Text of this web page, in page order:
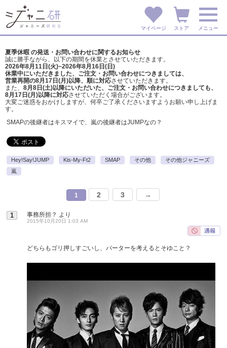
マイページ ストア メニュー
夏季休暇 の発送・お問い合わせに関するお知らせ
誠に勝手ながら、以下の期間を休業とさせていただきます。
2026年8月11日(火)~2026年8月16日(日)
休業中にいただきました、ご注文・お問い合わせにつきましては、
営業再開の8月17日(月)以降、順に対応させていただきます。
また、 8月8日(土)以降にいただいた、ご注文・ お問い合わせにつきましても、
8月17日(月)以降に対応させていただく場合がございます。
大変ご迷惑をおかけしますが、 何卒ご了承くださいますようお願い申し上げま
す。
SMAPの後継者はキスマイで、嵐の後継者はJUMPなの？
Hey!Say!JUMP Kis-My-Ft2 SMAP その他
その他ジャニーズ
嵐
1 2 3 →
1 事務所担？ より
2015年10月20日 1:03 AM
どちらもゴリ押しすごいし、バーターを考えるとそゆこと？